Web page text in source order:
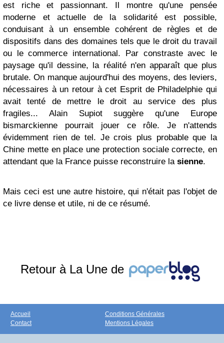
est riche et passionnant. Il montre qu'une pensée
moderne et actuelle de la solidarité est possible,
conduisant à un ensemble cohérent de règles et de
dispositifs dans des domaines tels que le droit du travail
ou le commerce international. Par constraste avec le
paysage qu'il dessine, la réalité n'en apparaît que plus
brutale. On manque aujourd'hui des moyens, des leviers,
nécessaires à un retour à cet Esprit de Philadelphie qui
avait tenté de mettre le droit au service des plus
fragiles... Alain Supiot suggère qu'une Europe
bismarckienne pourrait jouer ce rôle. Je n'attends
évidemment rien de tel. Je crois plus probable que la
Chine mette en place une protection sociale correcte, en
attendant que la France puisse reconstruire la sienne.
Mais ceci est une autre histoire, qui n'était pas l'objet de
ce livre dense et utile, ni de ce résumé.
Retour à La Une de
Accueil
Contact
Conditions Générales
Mentions Légales